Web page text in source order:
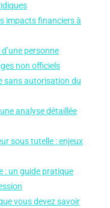
impacts financiers à
personne
non officiels
sans autorisation du
analyse détaillée
sous tutelle : enjeux
: un guide pratique
vous devez savoir